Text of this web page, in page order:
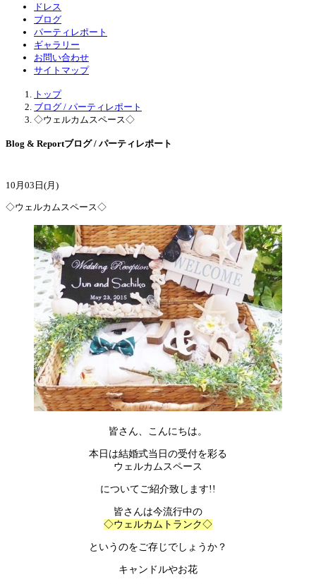
ドレス
ブログ
パーティレポート
ギャラリー
お問い合わせ
サイトマップ
トップ
ブログ / パーティレポート
◇ウェルカムスペース◇
Blog & Reportブログ / パーティレポート
10月03日(月)
◇ウェルカムスペース◇
皆さん、こんにちは。
本日は結婚式当日の受付を彩る
ウェルカムスペース
についてご紹介致します!!
皆さんは今流行中の
◇ウェルカムトランク◇
というのをご存じでしょうか？
キャンドルやお花